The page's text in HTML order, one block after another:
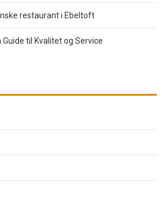
restaurant i Ebeltoft
Guide til Kvalitet og Service